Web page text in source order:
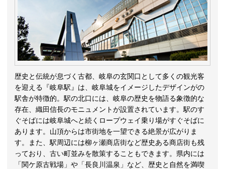
歴史と伝統が息づく古都、岐阜の玄関口として多くの観光客
を迎える『岐阜駅』は、岐阜城をイメージしたデザインがの
駅舎が特徴的。駅の北口には、岐阜の歴史を物語る象徴的な
存在、織田信長のモニュメントが設置されています。駅のす
ぐそばには岐阜城へと続くロープウェイ乗り場がすぐそばに
あります。山頂からは市街地を一望できる絶景が広がりま
す。また、駅周辺には柳ヶ瀬商店街など歴史ある商店街も残
っており、古い町並みを散策することもできます。県内には
「関ケ原古戦場」や「長良川温泉」など、歴史と自然を満喫